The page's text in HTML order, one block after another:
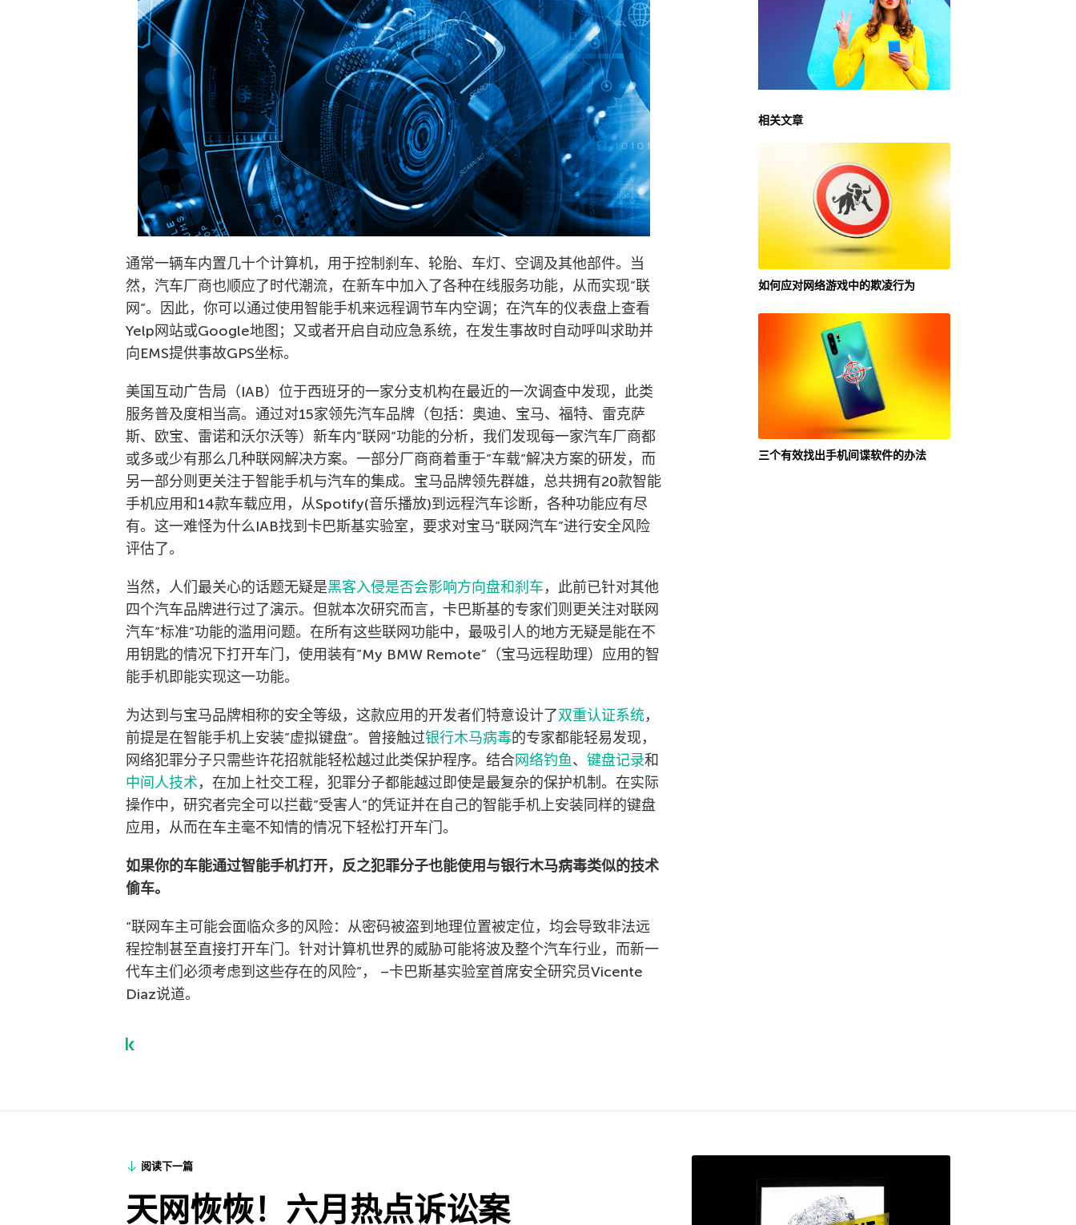
通常一辆车内置几十个计算机，用于控制刹车、轮胎、车灯、空调及其他部件。当
然，汽车厂商也顺应了时代潮流，在新车中加入了各种在线服务功能，从而实现”联
网”。因此，你可以通过使用智能手机来远程调节车内空调；在汽车的仪表盘上查看
Yelp网站或Google地图；又或者开启自动应急系统，在发生事故时自动呼叫求助并
向EMS提供事故GPS坐标。
美国互动广告局（IAB）位于西班牙的一家分支机构在最近的一次调查中发现，此类
服务普及度相当高。通过对15家领先汽车品牌（包括：奥迪、宝马、福特、雷克萨
斯、欧宝、雷诺和沃尔沃等）新车内”联网”功能的分析，我们发现每一家汽车厂商都
或多或少有那么几种联网解决方案。一部分厂商商着重于”车载”解决方案的研发，而
另一部分则更关注于智能手机与汽车的集成。宝马品牌领先群雄，总共拥有20款智能
手机应用和14款车载应用，从Spotify(音乐播放)到远程汽车诊断，各种功能应有尽
有。这一难怪为什么IAB找到卡巴斯基实验室，要求对宝马”联网汽车”进行安全风险
评估了。
当然，人们最关心的话题无疑是黑客入侵是否会影响方向盘和刹车，此前已针对其他
四个汽车品牌进行过了演示。但就本次研究而言，卡巴斯基的专家们则更关注对联网
汽车”标准”功能的滥用问题。在所有这些联网功能中，最吸引人的地方无疑是能在不
用钥匙的情况下打开车门，使用装有”My BMW Remote”（宝马远程助理）应用的智
能手机即能实现这一功能。
为达到与宝马品牌相称的安全等级，这款应用的开发者们特意设计了双重认证系统，
前提是在智能手机上安装”虚拟键盘”。曾接触过银行木马病毒的专家都能轻易发现，
网络犯罪分子只需些许花招就能轻松越过此类保护程序。结合网络钓鱼、 键盘记录和
中间人技术，在加上社交工程，犯罪分子都能越过即使是最复杂的保护机制。在实际
操作中，研究者完全可以拦截”受害人”的凭证并在自己的智能手机上安装同样的键盘
应用，从而在车主毫不知情的情况下轻松打开车门。
如果你的车能通过智能手机打开，反之犯罪分子也能使用与银行木马病毒类似的技术
偷车。
“联网车主可能会面临众多的风险：从密码被盗到地理位置被定位，均会导致非法远
程控制甚至直接打开车门。针对计算机世界的威胁可能将波及整个汽车行业，而新一
代车主们必须考虑到这些存在的风险”， –卡巴斯基实验室首席安全研究员Vicente
Diaz说道。
相关文章
如何应对网络游戏中的欺凌行为
三个有效找出手机间谍软件的办法
阅读下一篇
天网恢恢！六月热点诉讼案